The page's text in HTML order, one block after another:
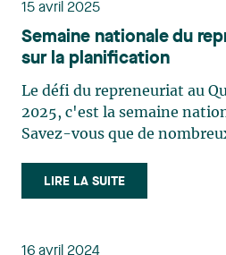
15 avril 2025
Semaine nationale du
sur la planification
Le défi du repreneuriat au
2025, c'est la semaine
Savez-vous que de
difficultés croissantes à
En effet, avec une
LIRE LA SUITE
16 avril 2024